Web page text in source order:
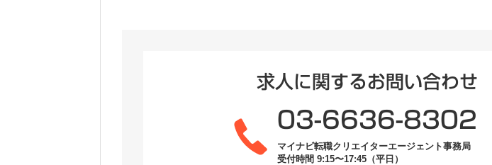
求人に関するお問い合わせ
03-6636-8302
マイナビ転職クリエイターエージェント事務局
受付時間 9:15〜17:45（平日）